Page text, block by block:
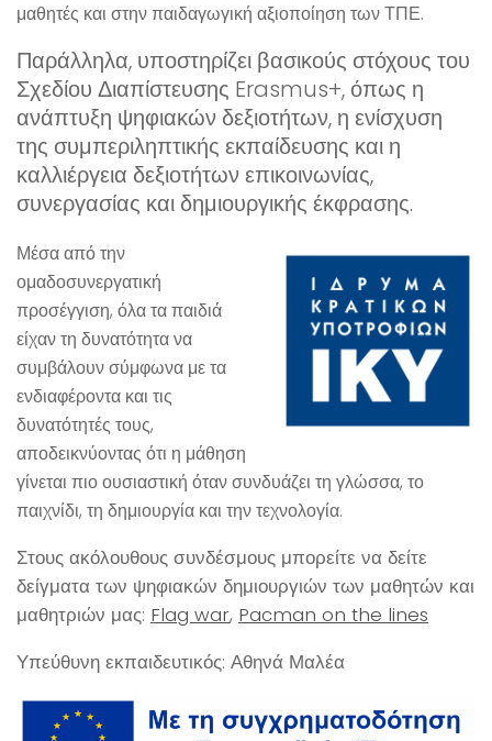
μαθητές και στην παιδαγωγική αξιοποίηση των ΤΠΕ.
Παράλληλα, υποστηρίζει βασικούς στόχους του
Σχεδίου Διαπίστευσης Erasmus+, όπως η
ανάπτυξη ψηφιακών δεξιοτήτων, η ενίσχυση
της συμπεριληπτικής εκπαίδευσης και η
καλλιέργεια δεξιοτήτων επικοινωνίας,
συνεργασίας και δημιουργικής έκφρασης.
Μέσα από την
ομαδοσυνεργατική
προσέγγιση, όλα τα παιδιά
είχαν τη δυνατότητα να
συμβάλουν σύμφωνα με τα
ενδιαφέροντα και τις
δυνατότητές τους,
αποδεικνύοντας ότι η μάθηση
γίνεται πιο ουσιαστική όταν συνδυάζει τη γλώσσα, το
παιχνίδι, τη δημιουργία και την τεχνολογία.
Στους ακόλουθους συνδέσμους μπορείτε να δείτε
δείγματα των ψηφιακών δημιουργιών των μαθητών και
μαθητριών μας: Flag war, Pacman on the lines
Υπεύθυνη εκπαιδευτικός: Αθηνά Μαλέα